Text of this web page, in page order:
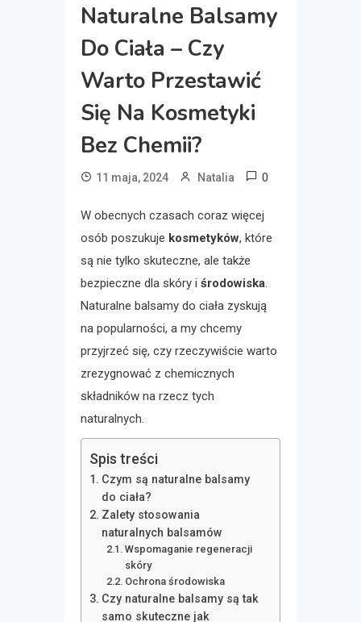
Naturalne Balsamy
Do Ciała – Czy
Warto Przestawić
Się Na Kosmetyki
Bez Chemii?
11 maja, 2024 Natalia 0
W obecnych czasach coraz więcej
osób poszukuje kosmetyków, które
są nie tylko skuteczne, ale także
bezpieczne dla skóry i środowiska.
Naturalne balsamy do ciała zyskują
na popularności, a my chcemy
przyjrzeć się, czy rzeczywiście warto
zrezygnować z chemicznych
składników na rzecz tych
naturalnych.
Spis treści
Czym są naturalne balsamy
do ciała?
Zalety stosowania
naturalnych balsamów
Wspomaganie regeneracji
skóry
Ochrona środowiska
Czy naturalne balsamy są tak
samo skuteczne jak